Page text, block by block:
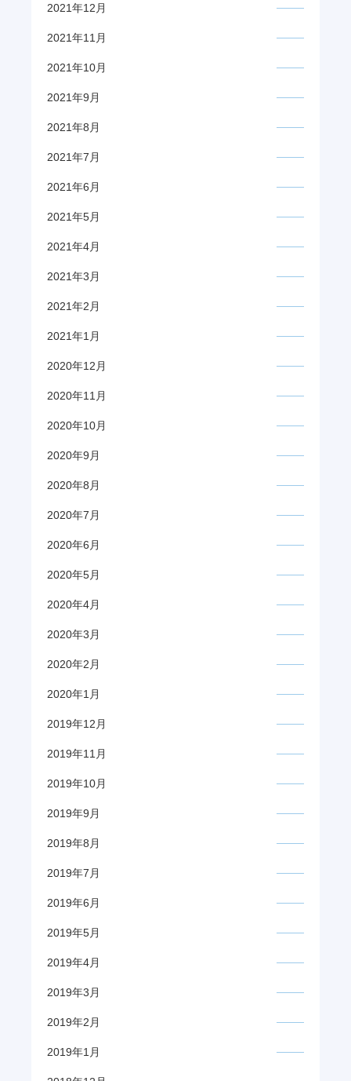
2021年12月
2021年11月
2021年10月
2021年9月
2021年8月
2021年7月
2021年6月
2021年5月
2021年4月
2021年3月
2021年2月
2021年1月
2020年12月
2020年11月
2020年10月
2020年9月
2020年8月
2020年7月
2020年6月
2020年5月
2020年4月
2020年3月
2020年2月
2020年1月
2019年12月
2019年11月
2019年10月
2019年9月
2019年8月
2019年7月
2019年6月
2019年5月
2019年4月
2019年3月
2019年2月
2019年1月